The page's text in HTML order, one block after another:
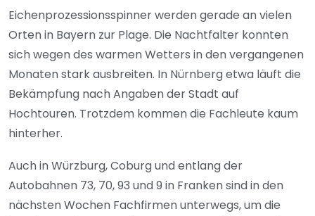
Eichenprozessionsspinner werden gerade an vielen
Orten in Bayern zur Plage. Die Nachtfalter konnten
sich wegen des warmen Wetters in den vergangenen
Monaten stark ausbreiten. In Nürnberg etwa läuft die
Bekämpfung nach Angaben der Stadt auf
Hochtouren. Trotzdem kommen die Fachleute kaum
hinterher.
Auch in Würzburg, Coburg und entlang der
Autobahnen 73, 70, 93 und 9 in Franken sind in den
nächsten Wochen Fachfirmen unterwegs, um die